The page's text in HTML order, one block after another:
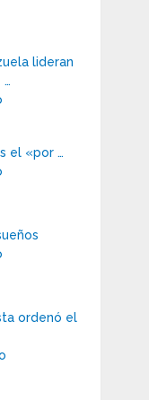
lideran
…
el «por …
ordenó el